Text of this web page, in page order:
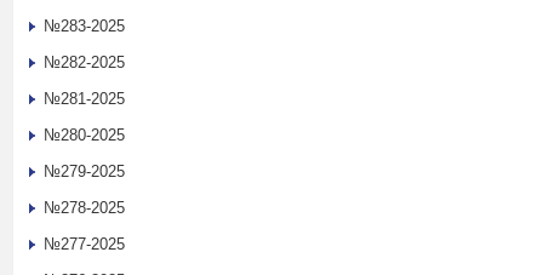
№283-2025
№282-2025
№281-2025
№280-2025
№279-2025
№278-2025
№277-2025